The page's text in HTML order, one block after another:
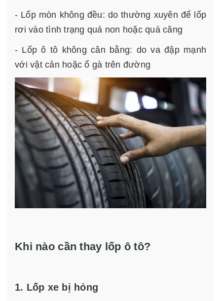
- Lốp mòn không đều: do thường xuyên để lốp
rơi vào tình trạng quá non hoặc quá căng
- Lốp ô tô không cân bằng: do va đập mạnh
với vật cản hoặc ổ gà trên đường
Khi nào cần thay lốp ô tô?
1. Lốp xe bị hỏng